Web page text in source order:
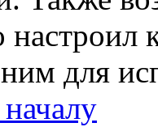
для